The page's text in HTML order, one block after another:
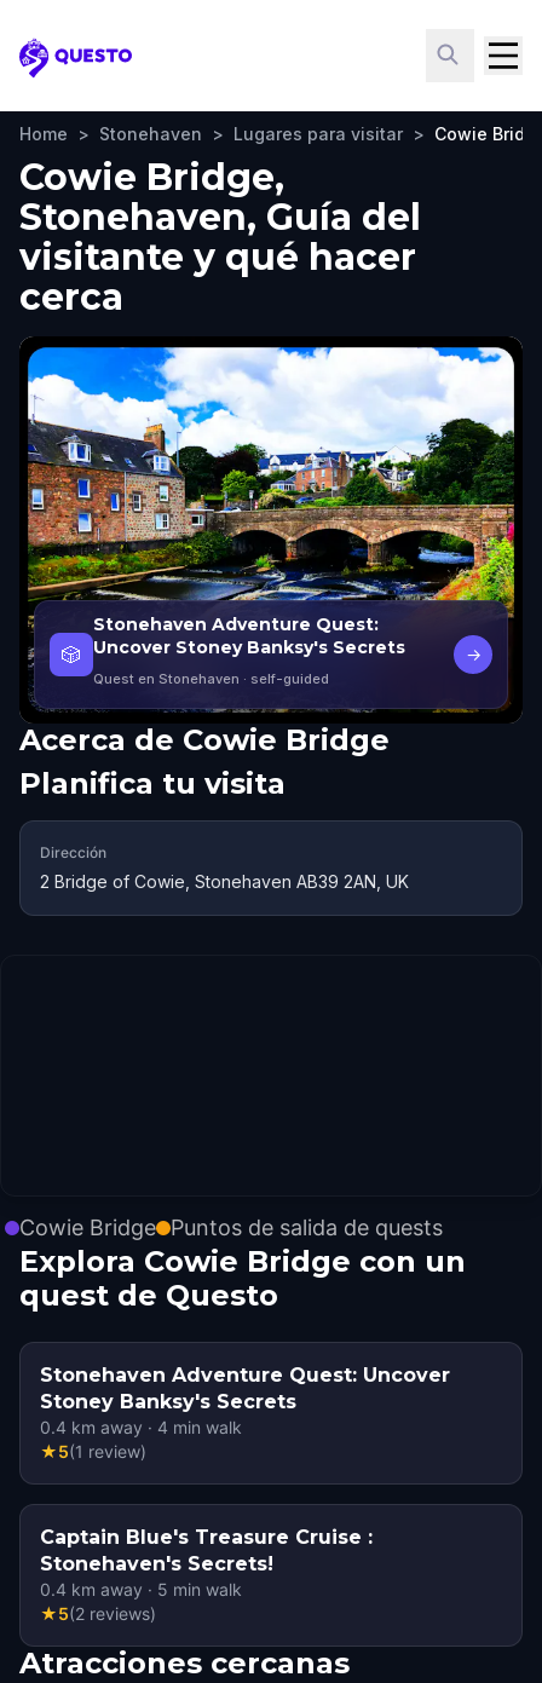
Questo
Home > Stonehaven > Lugares para visitar > Cowie
Cowie Bridge,
Stonehaven, Guía del
visitante y qué hacer
cerca
🎲
Stonehaven Adventure Quest:
Uncover Stoney Banksy's Secrets
Quest en Stonehaven · self-guided
→
Acerca de Cowie Bridge
Planifica tu visita
Dirección
2 Bridge of Cowie, Stonehaven AB39 2AN, UK
Cowie Bridge Puntos de salida de quests
Explora Cowie Bridge con un
quest de Questo
Stonehaven Adventure Quest: Uncover
Stoney Banksy's Secrets
0.4 km away · 4 min walk
★5(1 review)
Captain Blue's Treasure Cruise :
Stonehaven's Secrets!
0.4 km away · 5 min walk
★5(2 reviews)
Atracciones cercanas